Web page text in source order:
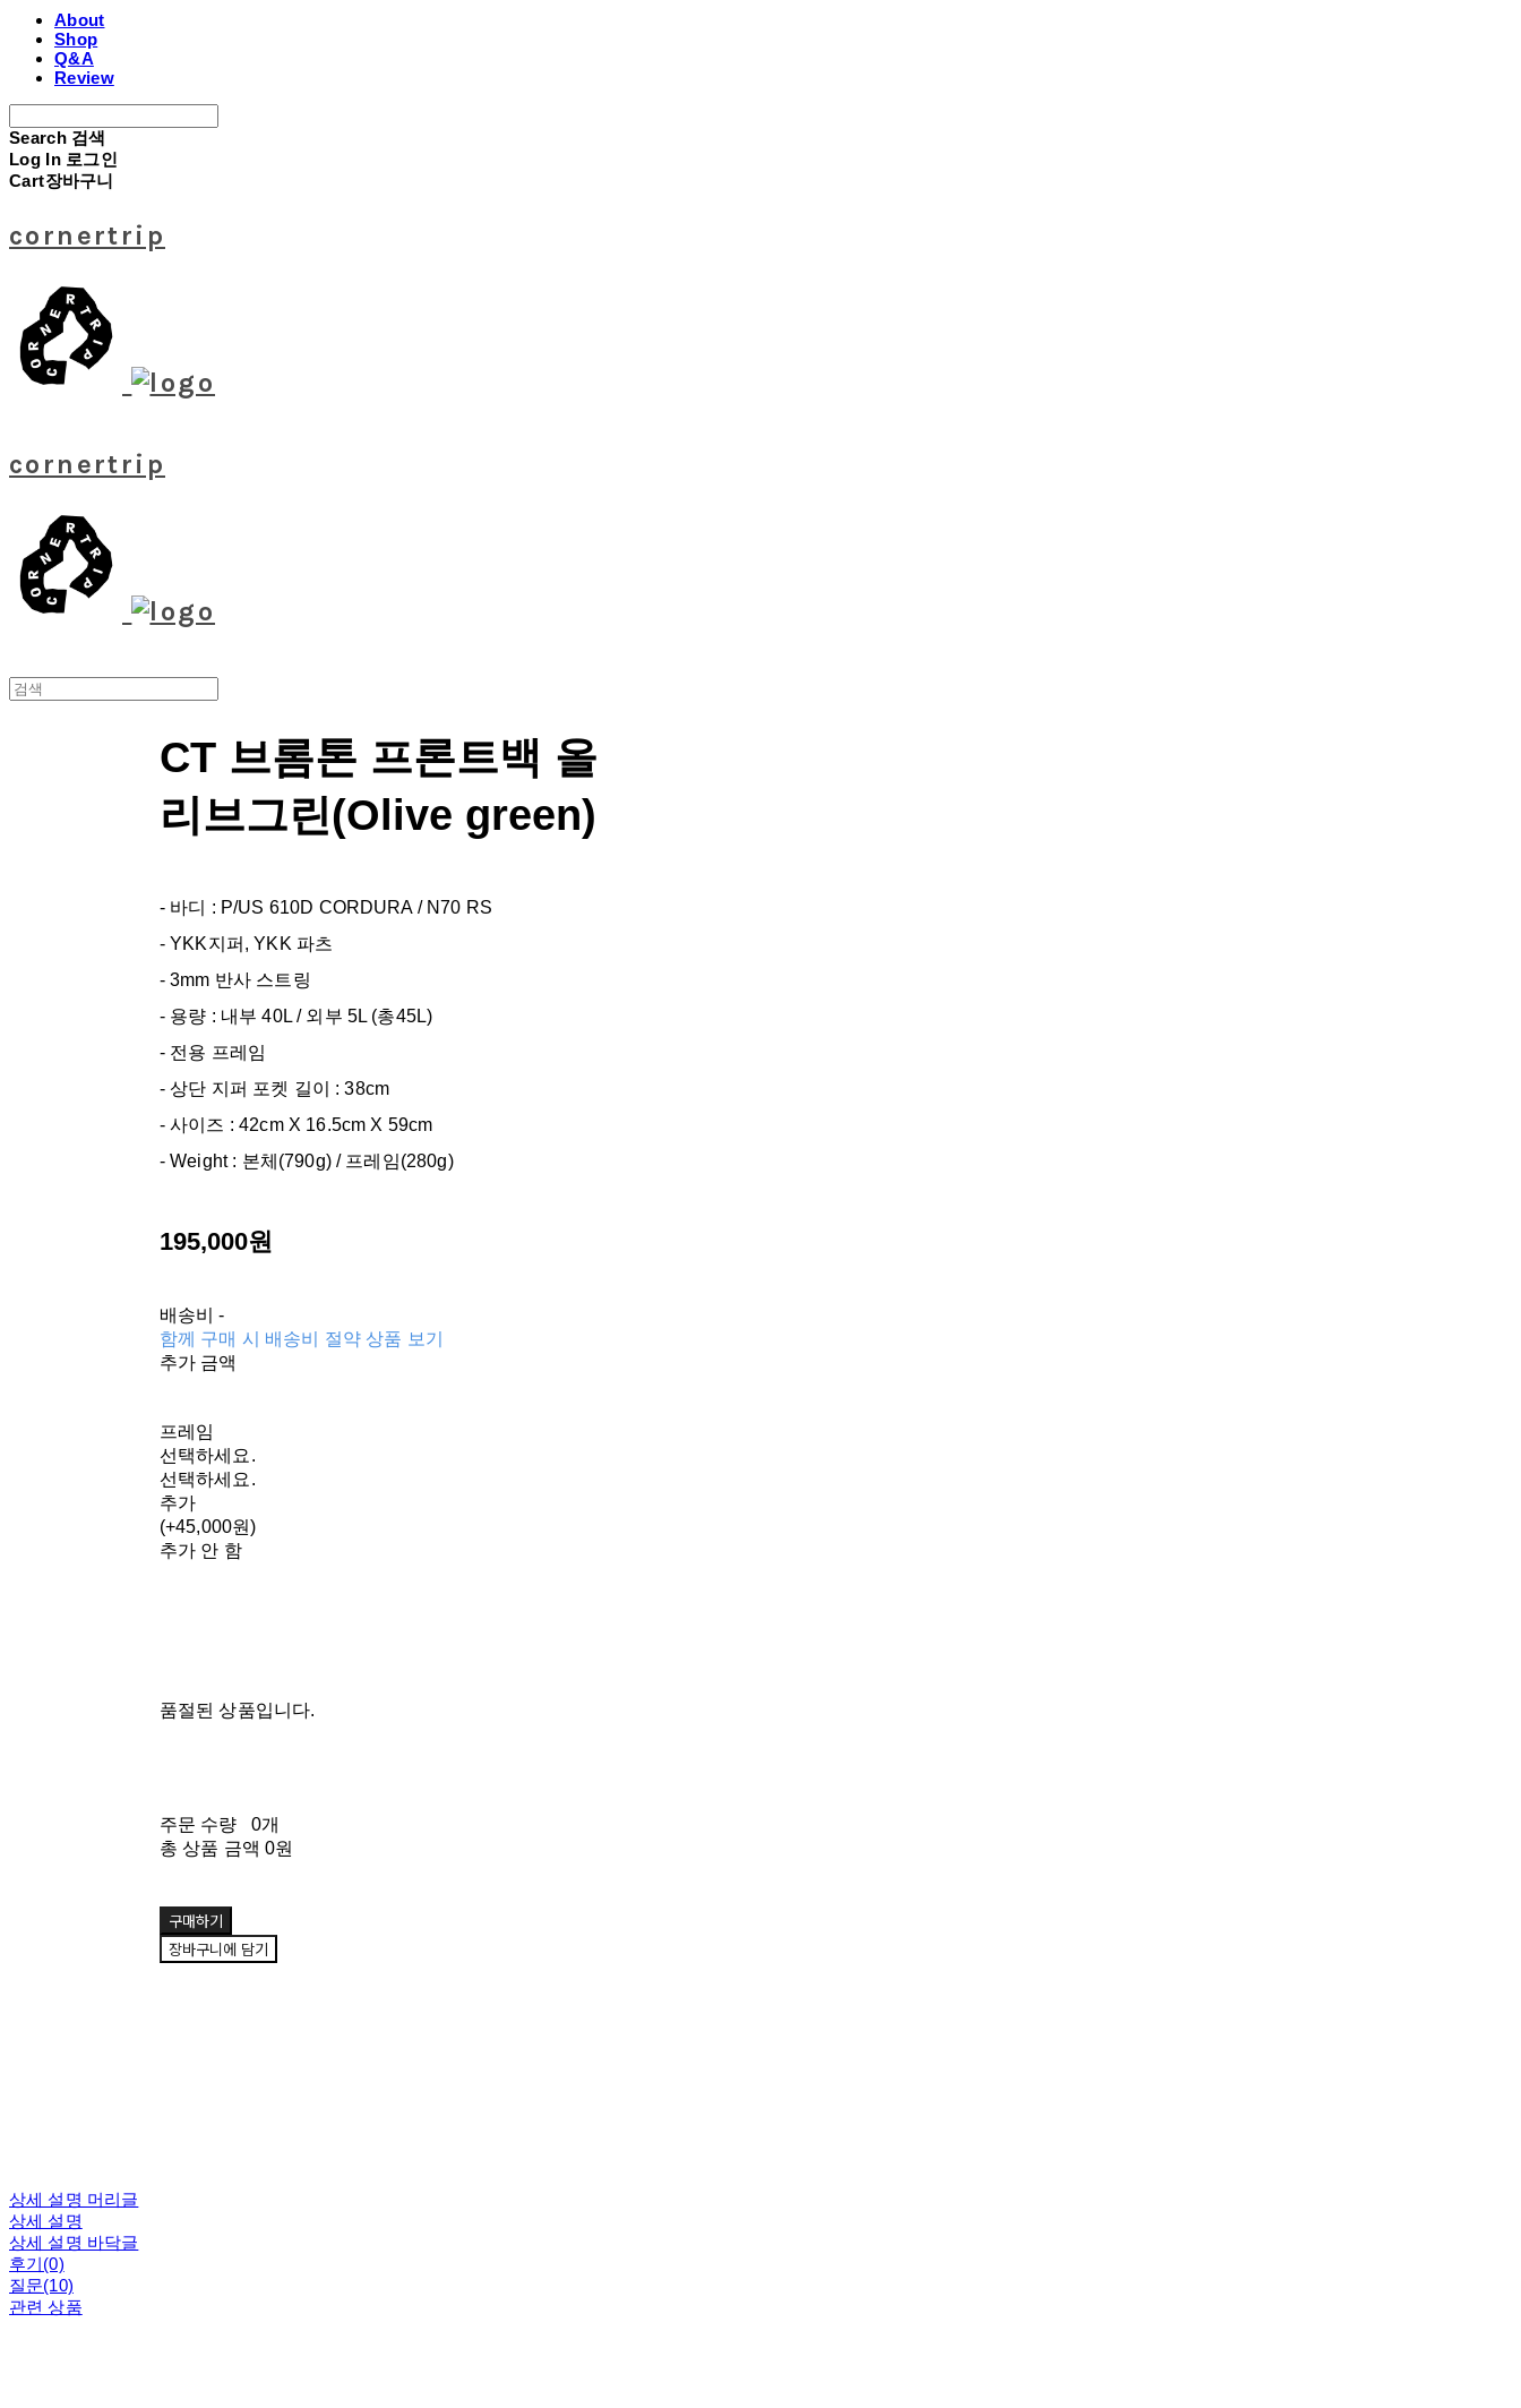
About
Shop
Q&A
Review
Search 검색
Log In 로그인
Cart장바구니
cornertrip
cornertrip
CT 브롬톤 프론트백 올
리브그린(Olive green)
- 바디 : P/US 610D CORDURA / N70 RS
- YKK지퍼, YKK 파츠
- 3mm 반사 스트링
- 용량 : 내부 40L / 외부 5L (총45L)
- 전용 프레임
- 상단 지퍼 포켓 길이 : 38cm
- 사이즈 : 42cm X 16.5cm X 59cm
- Weight : 본체(790g) / 프레임(280g)
195,000원
배송비-
함께 구매 시 배송비 절약 상품 보기
추가 금액
프레임
선택하세요.
선택하세요.
추가
(+45,000원)
추가 안 함
품절된 상품입니다.
주문 수량
0개
총 상품 금액 0원
구매하기
장바구니에 담기
상세 설명 머리글
상세 설명
상세 설명 바닥글
후기(0)
질문(10)
관련 상품